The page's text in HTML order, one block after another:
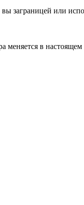
заграницей или
меняется в